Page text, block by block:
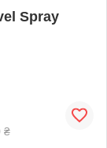
Spray
₴